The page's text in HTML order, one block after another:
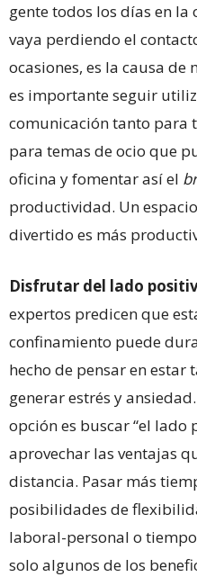
gente todos los días en la
vaya perdiendo el
ocasiones, es la causa de
es importante seguir
comunicación tanto para
para temas de ocio que
oficina y fomentar así el
productividad. Un
divertido es más
Disfrutar del lado
expertos predicen que
confinamiento puede
hecho de pensar en estar
generar estrés y
opción es buscar “el lado
aprovechar las ventajas
distancia. Pasar más
posibilidades de
laboral-personal o
solo algunos de los